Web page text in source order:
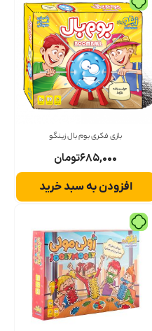
بازی فکری بوم بال زینگو
۶۸۵,۰۰۰تومان
افزودن به سبد خرید